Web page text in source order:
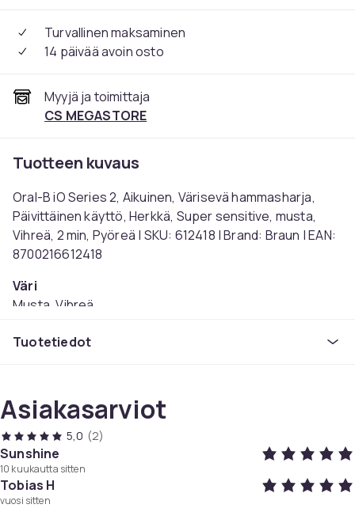
Turvallinen maksaminen
14 päivää avoin osto
Myyjä ja toimittaja
CS MEGASTORE
Tuotteen kuvaus
Oral-B iO Series 2, Aikuinen, Värisevä hammasharja,
Päivittäinen käyttö, Herkkä, Super sensitive, musta,
Vihreä, 2 min, Pyöreä | SKU: 612418 | Brand: Braun | EAN:
8700216612418
Väri
Musta, Vihreä
b01a2a9a-6d81-5c2b-9250-74602de0a4d1
Tuotetiedot
Asiakasarviot
5,0 (2)
Sunshine
10 kuukautta sitten
Tobias H
vuosi sitten